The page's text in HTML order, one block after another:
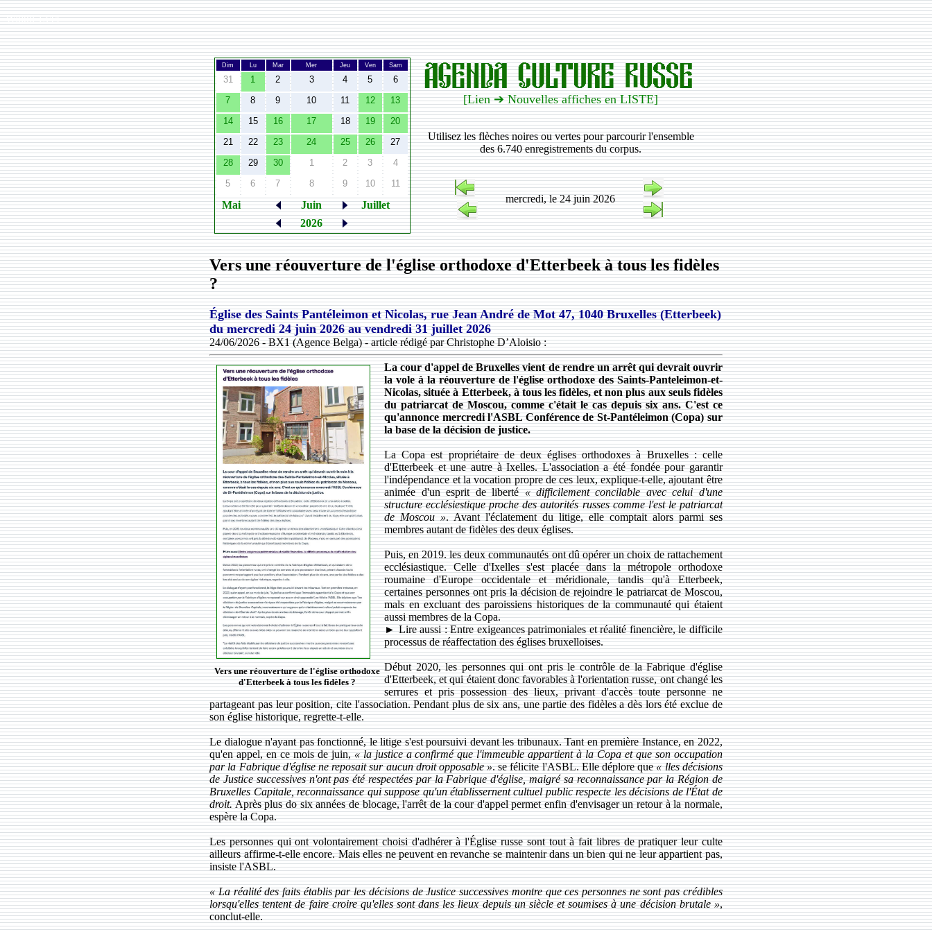
Width:1344
Dim Lu Mar Mer Jeu Ven Sam
31 1 2 3 4 5
6
7
8 9 10 11 12
13
14
15 16 17 18 19
20
21
22 23 24 25 26
27
28
29 30 1 2 3
4
5
6 7 8 9 10 11
Mai Juin
Juillet
2026
[Lien ➔ Nouvelles affiches en LISTE]
Utilisez les flèches noires ou vertes pour parcourir l'ensemble
des 6.740 enregistrements du corpus.
mercredi, le 24 juin 2026
Vers une réouverture de l'église orthodoxe d'Etterbeek à tous les fidèles
?
Église des Saints Pantéleimon et Nicolas, rue Jean André de Mot 47, 1040 Bruxelles (Etterbeek)
dumercredi 24 juin 2026auvendredi 31 juillet 2026
24/06/2026 - BX1 (Agence Belga) - article rédigé par Christophe D’Aloisio :
Vers une réouverture de l'église orthodoxe
d'Etterbeek à tous les fidèles ?
La cour d'appel de Bruxelles vient de rendre un arrêt qui devrait ouvrir
la vole à la réouverture de l'église orthodoxe des Saints-Panteleimon-et-
Nicolas, située à Etterbeek, à tous les fidèles, et non plus aux seuls fidèles
du patriarcat de Moscou, comme c'était le cas depuis six ans. C'est ce
qu'annonce mercredi l'ASBL Conférence de St-Pantéleimon (Copa) sur
la base de la décision de justice.
La Copa est propriétaire de deux églises orthodoxes à Bruxelles : celle
d'Etterbeek et une autre à Ixelles. L'association a été fondée pour garantir
l'indépendance et la vocation propre de ces leux, explique-t-elle, ajoutant être
animée d'un esprit de liberté« difficilement concilable avec celui d'une
structure ecclésiestique proche des autorités russes comme l'est le patriarcat
de Moscou ». Avant l'éclatement du litige, elle comptait alors parmi ses
membres autant de fidèles des deux églises.
Puis, en 2019. les deux communautés ont dû opérer un choix de rattachement
ecclésiastique. Celle d'Ixelles s'est placée dans la métropole orthodoxe
roumaine d'Europe occidentale et méridionale, tandis qu'à Etterbeek,
certaines personnes ont pris la décision de rejoindre le patriarcat de Moscou,
mals en excluant des paroissiens historiques de la communauté qui étaient
aussi membres de la Copa.
► Lire aussi : Entre exigeances patrimoniales et réalité finencière, le difficile
processus de réaffectation des églises bruxelloises.
Début 2020, les personnes qui ont pris le contrôle de la Fabrique d'église
d'Etterbeek, et qui étaient donc favorables à l'orientation russe, ont changé les
serrures et pris possession des lieux, privant d'accès toute personne ne
partageant pas leur position, cite l'association. Pendant plus de six ans, une partie des fidèles a dès lors été exclue de
son église historique, regrette-t-elle.
Le dialogue n'ayant pas fonctionné, le litige s'est poursuivi devant les tribunaux. Tant en première Instance, en 2022,
qu'en appel, en ce mois de juin,« la justice a confirmé que l'immeuble appartient à la Copa et que son occupation
par la Fabrique d'église ne reposait sur aucun droit opposable ». se félicite l'ASBL. Elle déplore que« lles décisions
de Justice successives n'ont pas été respectées par la Fabrique d'église, maigré sa reconnaissance par la Région de
Bruxelles Capitale, reconnaissance qui suppose qu'un établissernent cultuel public respecte les décisions de l'État de
droit.Après plus do six années de blocage, l'arrêt de la cour d'appel permet enfin d'envisager un retour à la normale,
espère la Copa.
Les personnes qui ont volontairement choisi d'adhérer à l'Église russe sont tout à fait libres de pratiquer leur culte
ailleurs affirme-t-elle encore. Mais elles ne peuvent en revanche se maintenir dans un bien qui ne leur appartient pas,
insiste l'ASBL.
« La réalité des faits établis par les décisions de Justice successives montre que ces personnes ne sont pas crédibles
lorsqu'elles tentent de faire croire qu'elles sont dans les lieux depuis un siècle et soumises à une décision brutale »,
conclut-elle.